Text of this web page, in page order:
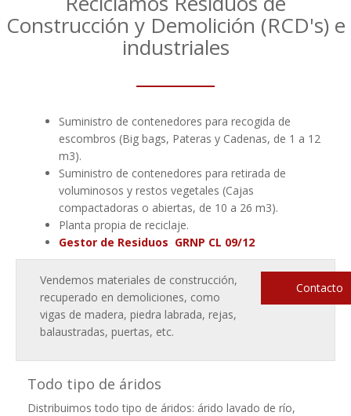
Construcción y Demolición (RCD's) e
industriales
Suministro de contenedores para recogida de
escombros (Big bags, Pateras y Cadenas, de 1 a 12
m3).
Suministro de contenedores para retirada de
voluminosos y restos vegetales (Cajas
compactadoras o abiertas, de 10 a 26 m3).
Planta propia de reciclaje.
Gestor de Residuos GRNP CL 09/12
Vendemos materiales de construcción,
recuperado en demoliciones, como
vigas de madera, piedra labrada, rejas,
balaustradas, puertas, etc.
Contacto
Todo tipo de áridos
Distribuimos todo tipo de áridos: árido lavado de río,